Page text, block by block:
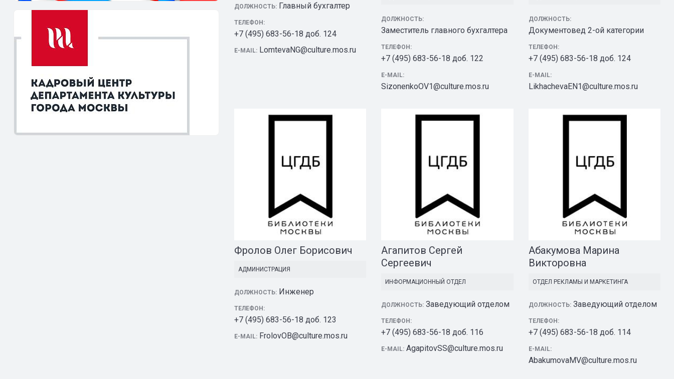
ДОЛЖНОСТЬ: Главный бухгалтер
ТЕЛЕФОН:
+7 (495) 683-56-18 доб. 124
E-MAIL: LomtevaNG@culture.mos.ru
ДОЛЖНОСТЬ:
Заместитель главного бухгалтера
ТЕЛЕФОН:
+7 (495) 683-56-18 доб. 122
E-MAIL:
SizonenkoOV1@culture.mos.ru
ДОЛЖНОСТЬ:
Документовед 2-ой категории
ТЕЛЕФОН:
+7 (495) 683-56-18 доб. 124
E-MAIL:
LikhachevaEN1@culture.mos.ru
Фролов Олег Борисович
АДМИНИСТРАЦИЯ
ДОЛЖНОСТЬ: Инженер
ТЕЛЕФОН:
+7 (495) 683-56-18 доб. 123
E-MAIL: FrolovOB@culture.mos.ru
Агапитов Сергей
Сергеевич
ИНФОРМАЦИОННЫЙ ОТДЕЛ
ДОЛЖНОСТЬ: Заведующий отделом
ТЕЛЕФОН:
+7 (495) 683-56-18 доб. 116
E-MAIL: AgapitovSS@culture.mos.ru
Абакумова Марина
Викторовна
ОТДЕЛ РЕКЛАМЫ И МАРКЕТИНГА
ДОЛЖНОСТЬ: Заведующий отделом
ТЕЛЕФОН:
+7 (495) 683-56-18 доб. 114
E-MAIL:
AbakumovaMV@culture.mos.ru